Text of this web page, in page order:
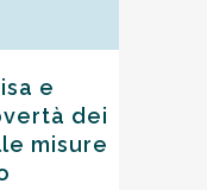
e
dei
misure